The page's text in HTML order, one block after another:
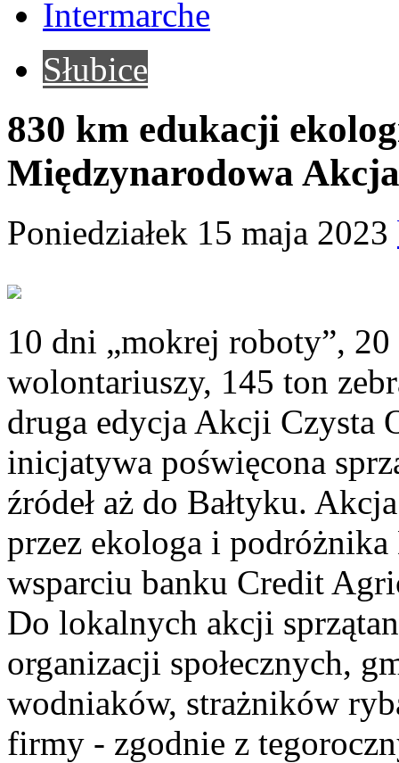
Słubice
830 km edukacji
Międzynarodowa
Poniedziałek 15 maja 2023
10 dni „mokrej roboty”,
wolontariuszy, 145 ton
druga edycja Akcji Czysta
inicjatywa poświęcona
źródeł aż do Bałtyku.
przez ekologa i
wsparciu banku Credit
Do lokalnych akcji
organizacji społecznych,
wodniaków, strażników
firmy - zgodnie z